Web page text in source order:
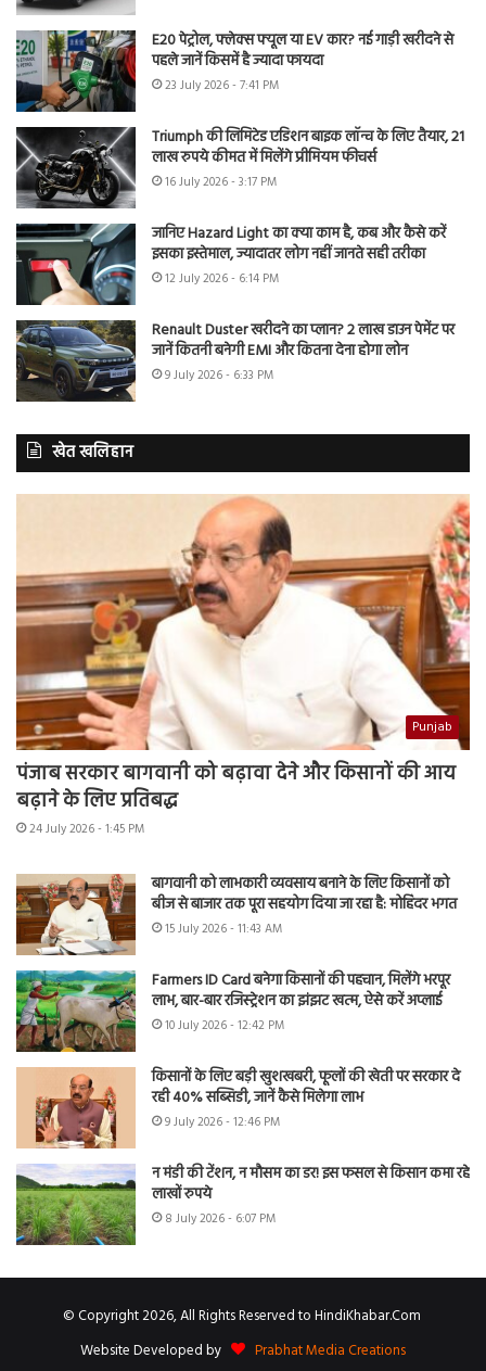
E20 पेट्रोल, फ्लेक्स फ्यूल या EV कार? नई गाड़ी खरीदने से
पहले जानें किसमें है ज्यादा फायदा
23 July 2026 - 7:41 PM
Triumph की लिमिटेड एडिशन बाइक लॉन्च के लिए तैयार, 21
लाख रुपये कीमत में मिलेंगे प्रीमियम फीचर्स
16 July 2026 - 3:17 PM
जानिए Hazard Light का क्या काम है, कब और कैसे करें
इसका इस्तेमाल, ज्यादातर लोग नहीं जानते सही तरीका
12 July 2026 - 6:14 PM
Renault Duster खरीदने का प्लान? 2 लाख डाउन पेमेंट पर
जानें कितनी बनेगी EMI और कितना देना होगा लोन
9 July 2026 - 6:33 PM
खेत खलिहान
Punjab
पंजाब सरकार बागवानी को बढ़ावा देने और किसानों की आय
बढ़ाने के लिए प्रतिबद्ध
24 July 2026 - 1:45 PM
बागवानी को लाभकारी व्यवसाय बनाने के लिए किसानों को
बीज से बाजार तक पूरा सहयोग दिया जा रहा है: मोहिंदर भगत
15 July 2026 - 11:43 AM
Farmers ID Card बनेगा किसानों की पहचान, मिलेंगे भरपूर
लाभ, बार-बार रजिस्ट्रेशन का झंझट खत्म, ऐसे करें अप्लाई
10 July 2026 - 12:42 PM
किसानों के लिए बड़ी खुशखबरी, फूलों की खेती पर सरकार दे
रही 40% सब्सिडी, जानें कैसे मिलेगा लाभ
9 July 2026 - 12:46 PM
न मंडी की टेंशन, न मौसम का डर! इस फसल से किसान कमा रहे
लाखों रुपये
8 July 2026 - 6:07 PM
© Copyright 2026, All Rights Reserved to HindiKhabar.Com
Website Developed by
Prabhat Media Creations